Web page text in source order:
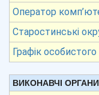
Оператор
Старостинські
Графік
ВИКОНАВЧІ